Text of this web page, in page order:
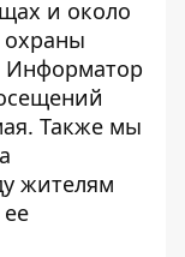
и около
охраны
Информатор
. Также мы
жителям